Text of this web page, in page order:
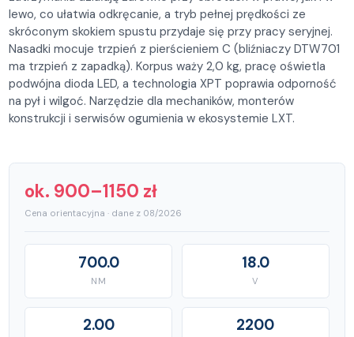
lewo, co ułatwia odkręcanie, a tryb pełnej prędkości ze
skróconym skokiem spustu przydaje się przy pracy seryjnej.
Nasadki mocuje trzpień z pierścieniem C (bliźniaczy DTW701
ma trzpień z zapadką). Korpus waży 2,0 kg, pracę oświetla
podwójna dioda LED, a technologia XPT poprawia odporność
na pył i wilgoć. Narzędzie dla mechaników, monterów
konstrukcji i serwisów ogumienia w ekosystemie LXT.
ok. 900–1150 zł
Cena orientacyjna · dane z 08/2026
700.0
NM
18.0
V
2.00 2200